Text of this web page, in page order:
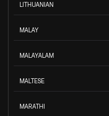
LITHUANIAN
MALAY
MALAYALAM
MALTESE
MARATHI